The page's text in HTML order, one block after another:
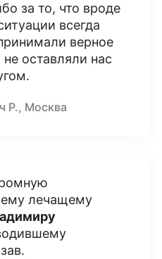
за то, что вроде
всегда
верное
оставляли нас
Р., Москва
лечащему